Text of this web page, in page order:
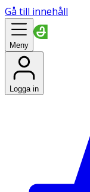
Gå till innehåll
Meny
Logga in